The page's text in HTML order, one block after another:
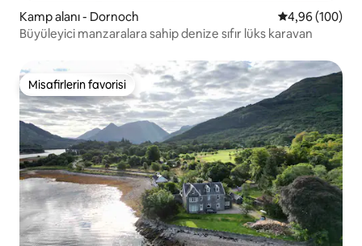
Kamp alanı - Dornoch 5 üzerinden
4,96 (100)
Büyüleyici manzaralara sahip denize sıfır lüks karavan
Misafirlerin favorisi
Misafirlerin favorisi